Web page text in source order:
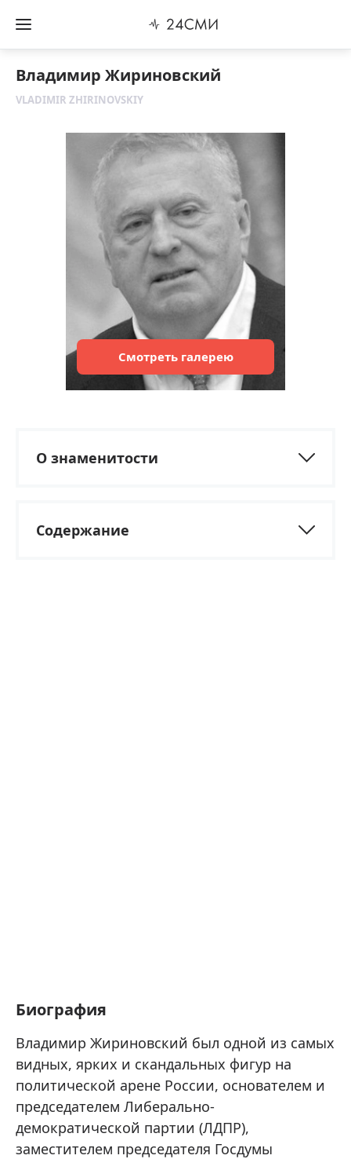
Владимир Жириновский
VLADIMIR ZHIRINOVSKIY
Смотреть галерею
О знаменитости
Содержание
Биография
Владимир Жириновский был одной из самых
видных, ярких и скандальных фигур на
политической арене России, основателем и
председателем Либерально-
демократической партии (ЛДПР),
заместителем председателя Госдумы